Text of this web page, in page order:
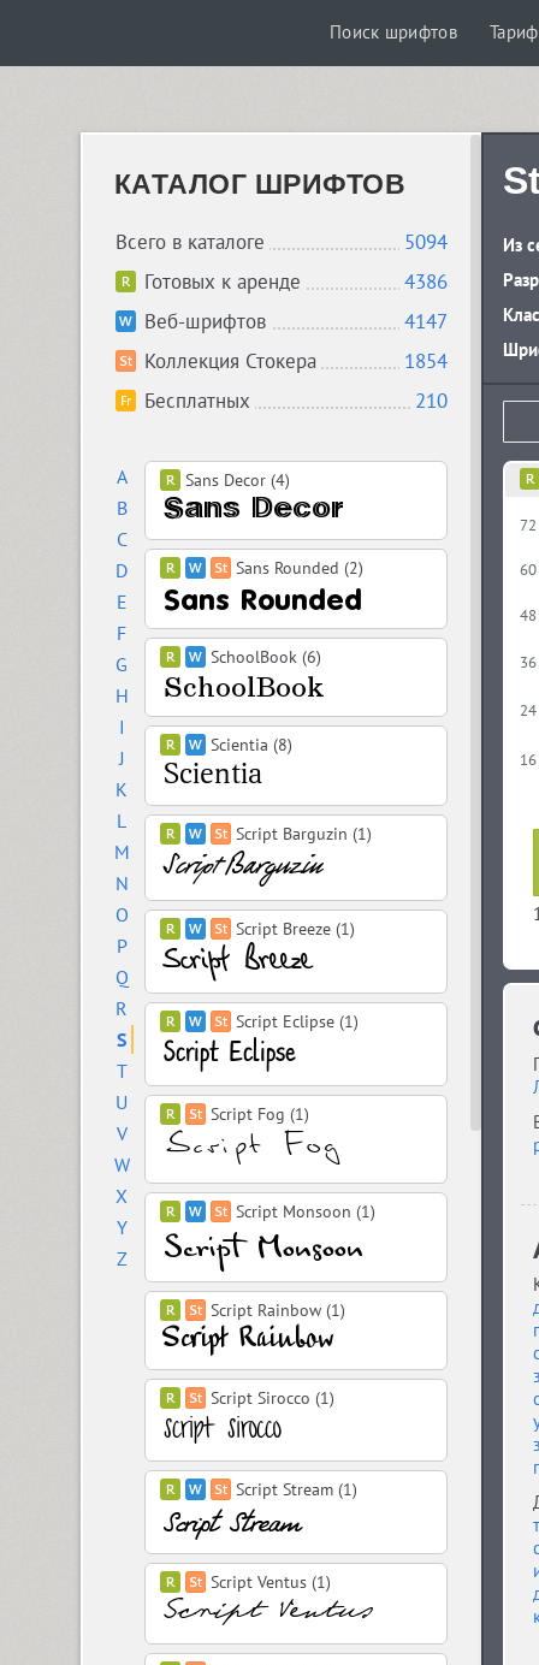
Поиск шрифтов
КАТАЛОГ ШРИФТОВ
Всего в каталоге
5094
Готовых к аренде
4386
Веб-шрифтов
4147
Коллекция Стокера
1854
Бесплатных
210
A
B
C
D
E
F
G
H
I
J
K
L
M
N
O
P
Q
R
S
T
U
V
W
X
Y
Z
Sans Decor (4)
Sans Rounded (2)
SchoolBook (6)
Scientia (8)
Script Barguzin (1)
Script Breeze (1)
Script Eclipse (1)
Script Fog (1)
Script Monsoon (1)
Script Rainbow (1)
Script Sirocco (1)
Script Stream (1)
Script Ventus (1)
Из